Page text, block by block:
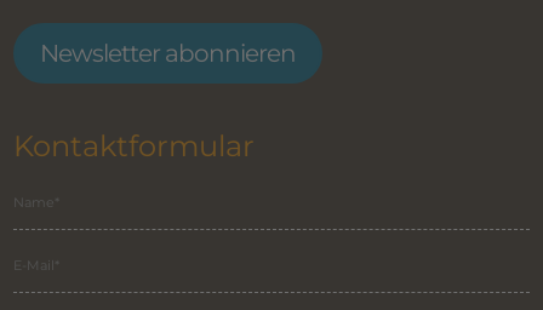
Newsletter abonnieren
Kontaktformular